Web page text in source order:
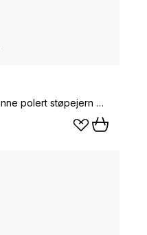
Signature stekepanne polert støpejern 25 cm, Svart